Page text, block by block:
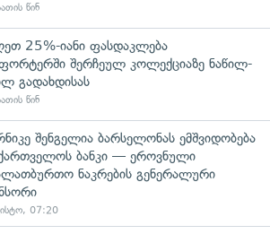
წინ
25%-იანი ფასდაკლება
შერჩეულ კოლექციაზე ნაწილ-
გადახდისას
წინ
შენგელია ბარსელონას ემშვიდობება
ბანკი — ეროვნული
ნაკრების გენერალური
07:20